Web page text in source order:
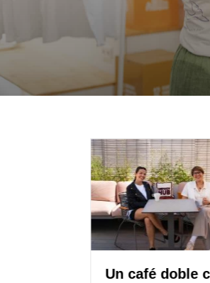
Un café doble con